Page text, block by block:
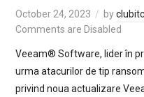
October 24, 2023 byclubitc
Comments are Disabled
Veeam® Software, lider în
urma atacurilor de tip
privind noua actualizare